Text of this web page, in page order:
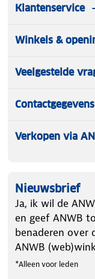
Klantenservice
Winkels &
Veelgestelde
Contactgegevens
Verkopen via
Nieuwsbrief
Ja, ik wil de
en geef ANWB
benaderen over
ANWB
*Alleen voor leden